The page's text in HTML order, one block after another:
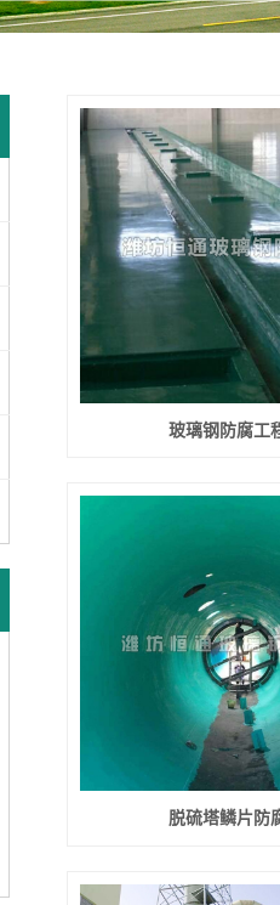
玻璃钢防腐工
脱硫塔鳞片防